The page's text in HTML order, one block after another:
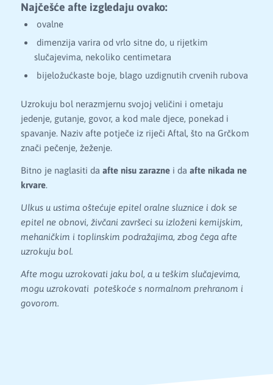
Najčešće afte izgledaju ovako:
ovalne
dimenzija varira od vrlo sitne do, u rijetkim
slučajevima, nekoliko centimetara
bijeložućkaste boje, blago uzdignutih crvenih rubova
Uzrokuju bol nerazmjernu svojoj veličini i ometaju
jedenje, gutanje, govor, a kod male djece, ponekad i
spavanje. Naziv afte potječe iz riječi Aftal, što na Grčkom
znači pečenje, žeženje.
Bitno je naglasiti da afte nisu zaraznei da afte nikada ne
krvare.
Ulkus u ustima oštećuje epitel oralne sluznice i dok se
epitel ne obnovi, živčani završeci su izloženi kemijskim,
mehaničkim i toplinskim podražajima, zbog čega afte
uzrokuju bol.
Afte mogu uzrokovati jaku bol, a u teškim slučajevima,
mogu uzrokovati poteškoće s normalnom prehranom i
govorom.